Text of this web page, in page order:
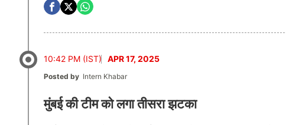
10:42 PM (IST) APR 17, 2025
Posted by Intern Khabar
मुंबई की टीम को लगा तीसरा झटका